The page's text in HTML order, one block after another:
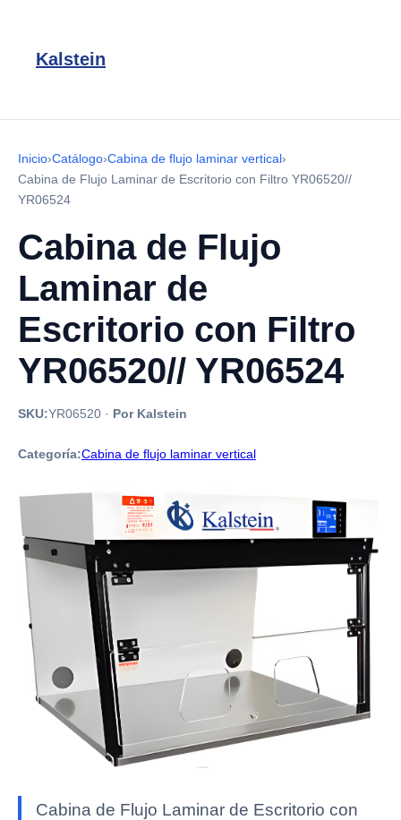
Kalstein
Inicio›Catálogo›Cabina de flujo laminar vertical›
Cabina de Flujo Laminar de Escritorio con Filtro YR06520//
YR06524
Cabina de Flujo
Laminar de
Escritorio con Filtro
YR06520// YR06524
SKU:YR06520 · Por Kalstein
Categoría:Cabina de flujo laminar vertical
Cabina de Flujo Laminar de Escritorio con